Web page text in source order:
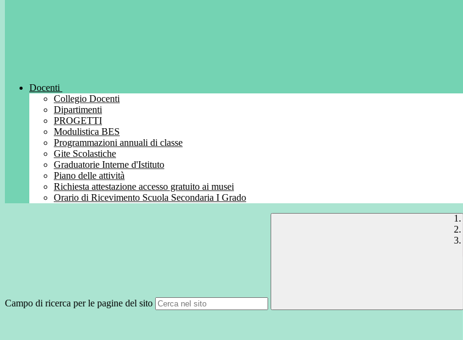
Docenti
Collegio Docenti
Dipartimenti
PROGETTI
Modulistica BES
Programmazioni annuali di classe
Gite Scolastiche
Graduatorie Interne d'Istituto
Piano delle attività
Richiesta attestazione accesso gratuito ai musei
Orario di Ricevimento Scuola Secondaria I Grado
Campo di ricerca per le pagine del sito